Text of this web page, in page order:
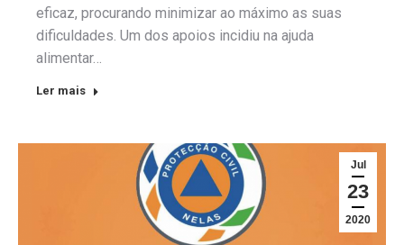
eficaz, procurando minimizar ao máximo as suas
dificuldades. Um dos apoios incidiu na ajuda
alimentar…
Ler mais
Jul
23
2020